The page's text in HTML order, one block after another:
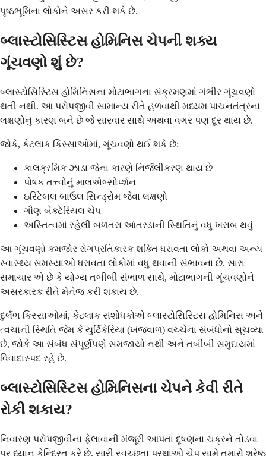
પૃષ્ઠભૂમિના લોકોને અસર કરી શકે છે.
બ્લાસ્ટોસિસ્ટિસ હોમિનિસ ચેપની શક્ય
ગૂંચવણો શું છે?
બ્લાસ્ટોસિસ્ટિસ હોમિનિસના મોટાભાગના સંક્રમણમાં ગંભીર ગૂંચવણો
થતી નથી. આ પરોપજીવી સામાન્ય રીતે હળવાથી મધ્યમ પાચનતંત્રના
લક્ષણોનું કારણ બને છે જે સારવાર સાથે અથવા વગર પણ દૂર થાય છે.
જોકે, કેટલાક કિસ્સાઓમાં, ગૂંચવણો થઈ શકે છે:
કાલક્રમિક ઝાડા જેના કારણે નિર્જલીકરણ થાય છે
પોષક તત્ત્વોનું માલએબ્સોર્પ્શન
ઇરિટેબલ બાઉલ સિન્ડ્રોમ જેવા લક્ષણો
ગૌણ બેક્ટેરિયલ ચેપ
અસ્તિત્વમાં રહેલી બળતરા આંતરડાની સ્થિતિનું વધુ ખરાબ થવું
આ ગૂંચવણો કમજોર રોગપ્રતિકારક શક્તિ ધરાવતા લોકો અથવા અન્ય
સ્વાસ્થ્ય સમસ્યાઓ ધરાવતા લોકોમાં વધુ થવાની સંભાવના છે. સારા
સમાચાર એ છે કે યોગ્ય તબીબી સંભાળ સાથે, મોટાભાગની ગૂંચવણોને
અસરકારક રીતે મેનેજ કરી શકાય છે.
દુર્લભ કિસ્સાઓમાં, કેટલાક સંશોધકોએ બ્લાસ્ટોસિસ્ટિસ હોમિનિસ અને
ત્વચાની સ્થિતિ જેમ કે યુર્ટિકેરિયા (ખંજવાળ) વચ્ચેના સંબંધોનો સૂચવ્યા
છે, જોકે આ સંબંધ સંપૂર્ણપણે સમજાયો નથી અને તબીબી સમુદાયમાં
વિવાદાસ્પદ રહે છે.
બ્લાસ્ટોસિસ્ટિસ હોમિનિસના ચેપને કેવી રીતે
રોકી શકાય?
નિવારણ પરોપજીવીના ફેલાવાની મંજૂરી આપતા દૂષણના ચક્રને તોડવા
પર ધ્યાન કેન્દ્રિત કરે છે. સારી સ્વચ્છતા પ્રથાઓ ચેપ સામે તમારો શ્રેષ્ઠ